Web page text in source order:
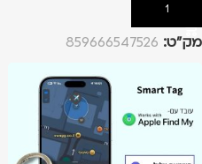
הוספה לסל
מק”ט: 859666547526